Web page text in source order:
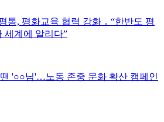
통, 평화교육 협력 강화 ․ “한반도 평
세계에 알리다”
'○○님'…노동 존중 문화 확산 캠페인